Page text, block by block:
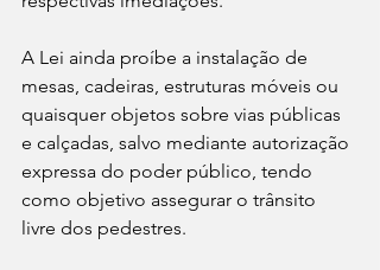
A Lei ainda proíbe a instalação de
mesas, cadeiras, estruturas móveis ou
quaisquer objetos sobre vias públicas
e calçadas, salvo mediante autorização
expressa do poder público, tendo
como objetivo assegurar o trânsito
livre dos pedestres.